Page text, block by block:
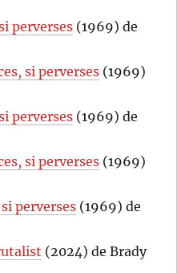
perverses (1969) de
si perverses (1969)
perverses (1969) de
si perverses (1969)
perverses (1969) de
(2024) de Brady